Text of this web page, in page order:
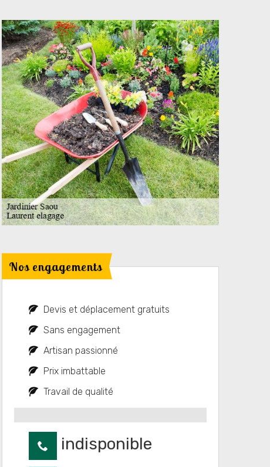
Nos engagements
Devis et déplacement gratuits
Sans engagement
Artisan passionné
Prix imbattable
Travail de qualité
indisponible